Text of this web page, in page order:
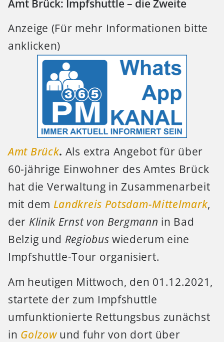
Amt Brück: Impfshuttle – die Zweite
Anzeige (Für mehr Informationen bitte
anklicken)
Amt Brück. Als extra Angebot für über
60-jährige Einwohner des Amtes Brück
hat die Verwaltung in Zusammenarbeit
mit dem Landkreis Potsdam-Mittelmark,
der Klinik Ernst von Bergmann in Bad
Belzig und Regiobus wiederum eine
Impfshuttle-Tour organisiert.
Am heutigen Mittwoch, den 01.12.2021,
startete der zum Impfshuttle
umfunktionierte Rettungsbus zunächst
in Golzowund fuhr von dort über